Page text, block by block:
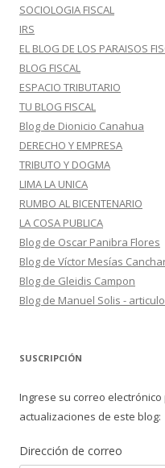
SOCIOLOGIA FISCAL
IRS
EL BLOG DE LOS PARAISOS
BLOG FISCAL
ESPACIO TRIBUTARIO
TU BLOG FISCAL
Blog de Dionicio Canahua
DERECHO Y EMPRESA
TRIBUTO Y DOGMA
LIMA LA UNICA
RUMBO AL BICENTENARIO
LA COSA PUBLICA
Blog de Oscar Panibra Flores
Blog de Víctor Mesías
Blog de Gleidis Campon
Blog de Manuel Solis -
SUSCRIPCIÓN
Ingrese su correo
actualizaciones de este blog:
Dirección de correo